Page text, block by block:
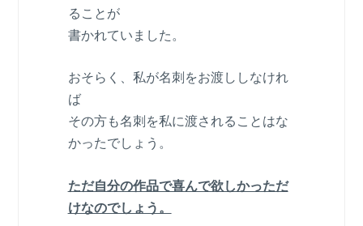
ることが
書かれていました。
おそらく、私が名刺をお渡ししなけれ
ば
その方も名刺を私に渡されることはな
かったでしょう。
ただ自分の作品で喜んで欲しかっただ
けなのでしょう。